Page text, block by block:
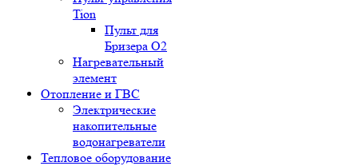
Tion
Пульт для
Бризера O2
Нагревательный
элемент
Отопление и ГВС
Электрические
накопительные
водонагреватели
Тепловое оборудование